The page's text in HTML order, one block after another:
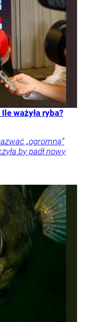
ważyła ryba?
„ogromną”
by padł nowy